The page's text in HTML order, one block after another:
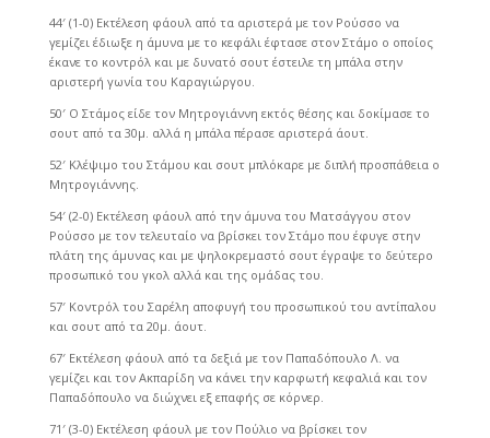
44′ (1-0) Εκτέλεση φάουλ από τα αριστερά με τον Ρούσσο να
γεμίζει έδιωξε η άμυνα με το κεφάλι έφτασε στον Στάμο ο οποίος
έκανε το κοντρόλ και με δυνατό σουτ έστειλε τη μπάλα στην
αριστερή γωνία του Καραγιώργου.
50′ Ο Στάμος είδε τον Μητρογιάννη εκτός θέσης και δοκίμασε το
σουτ από τα 30μ. αλλά η μπάλα πέρασε αριστερά άουτ.
52′ Κλέψιμο του Στάμου και σουτ μπλόκαρε με διπλή προσπάθεια ο
Μητρογιάννης.
54′ (2-0) Εκτέλεση φάουλ από την άμυνα του Ματσάγγου στον
Ρούσσο με τον τελευταίο να βρίσκει τον Στάμο που έφυγε στην
πλάτη της άμυνας και με ψηλοκρεμαστό σουτ έγραψε το δεύτερο
προσωπικό του γκολ αλλά και της ομάδας του.
57′ Κοντρόλ του Σαρέλη αποφυγή του προσωπικού του αντίπαλου
και σουτ από τα 20μ. άουτ.
67′ Εκτέλεση φάουλ από τα δεξιά με τον Παπαδόπουλο Λ. να
γεμίζει και τον Ακπαρίδη να κάνει την καρφωτή κεφαλιά και τον
Παπαδόπουλο να διώχνει εξ επαφής σε κόρνερ.
71′ (3-0) Εκτέλεση φάουλ με τον Πούλιο να βρίσκει τον